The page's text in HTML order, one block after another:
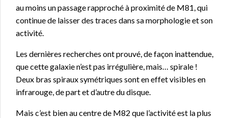
au moins un passage rapproché à proximité de M81, qui
continue de laisser des traces dans sa morphologie et son
activité.
Les dernières recherches ont prouvé, de façon inattendue,
que cette galaxie n’est pas irrégulière, mais… spirale !
Deux bras spiraux symétriques sont en effet visibles en
infrarouge, de part et d’autre du disque.
Mais c’est bien au centre de M82 que l’activité est la plus